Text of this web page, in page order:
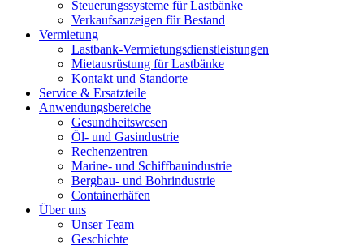
Steuerungssysteme für Lastbänke
Verkaufsanzeigen für Bestand
Vermietung
Lastbank-Vermietungsdienstleistungen
Mietausrüstung für Lastbänke
Kontakt und Standorte
Service & Ersatzteile
Anwendungsbereiche
Gesundheitswesen
Öl- und Gasindustrie
Rechenzentren
Marine- und Schiffbauindustrie
Bergbau- und Bohrindustrie
Containerhäfen
Über uns
Unser Team
Geschichte